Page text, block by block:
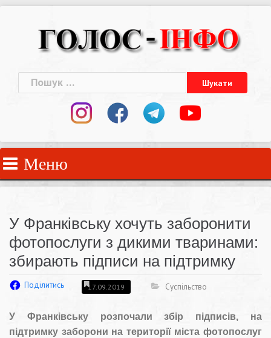
Пошук:
Меню
У Франківську хочуть заборонити
фотопослуги з дикими тваринами:
збирають підписи на підтримку
Поділитись 17.09.2019 Суспільство
У Франківську розпочали збір підписів, на
підтримку заборони на території міста фотопослуг